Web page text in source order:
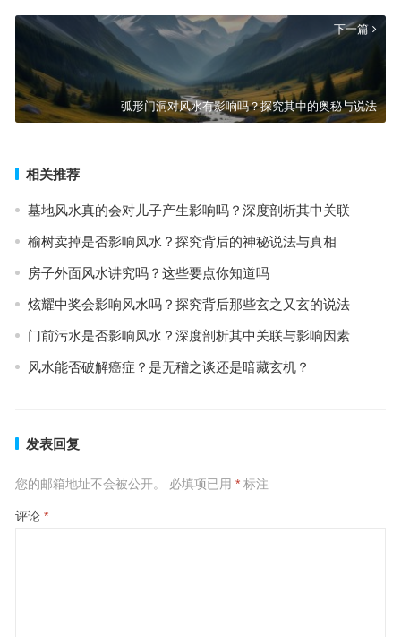
下一篇
弧形门洞对风水有影响吗？探究其中的奥秘与说法
相关推荐
墓地风水真的会对儿子产生影响吗？深度剖析其中关联
榆树卖掉是否影响风水？探究背后的神秘说法与真相
房子外面风水讲究吗？这些要点你知道吗
炫耀中奖会影响风水吗？探究背后那些玄之又玄的说法
门前污水是否影响风水？深度剖析其中关联与影响因素
风水能否破解癌症？是无稽之谈还是暗藏玄机？
发表回复
您的邮箱地址不会被公开。 必填项已用 *标注
评论 *